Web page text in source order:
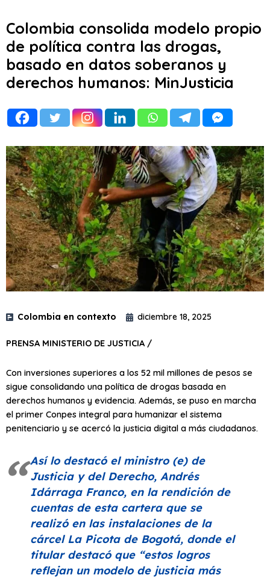
Colombia consolida modelo propio
de política contra las drogas,
basado en datos soberanos y
derechos humanos: MinJusticia
Colombia en contexto diciembre 18, 2025
PRENSA MINISTERIO DE JUSTICIA /
Con inversiones superiores a los 52 mil millones de pesos se
sigue consolidando una política de drogas basada en
derechos humanos y evidencia. Además, se puso en marcha
el primer Conpes integral para humanizar el sistema
penitenciario y se acercó la justicia digital a más ciudadanos.
Así lo destacó el ministro (e) de
Justicia y del Derecho, Andrés
Idárraga Franco, en la rendición de
cuentas de esta cartera que se
realizó en las instalaciones de la
cárcel La Picota de Bogotá, donde el
titular destacó que “estos logros
reflejan un modelo de justicia más